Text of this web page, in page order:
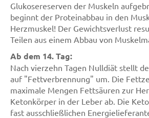
Glukosereserven der Muskeln
beginnt der Proteinabbau in den
Herzmuskel! Der Gewichtsverlust
Teilen aus einem Abbau von
Ab dem 14. Tag:
Nach vierzehn Tagen Nulldiät stellt
auf "Fettverbrennung" um. Die
maximale Mengen Fettsäuren zur
Ketonkörper in der Leber ab. Die
fast ausschließlichen